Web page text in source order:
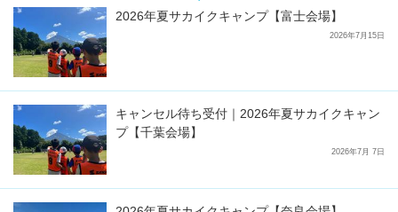
2026年夏サカイクキャンプ【富士会場】
2026年7月15日
キャンセル待ち受付｜2026年夏サカイクキャン
プ【千葉会場】
2026年7月 7日